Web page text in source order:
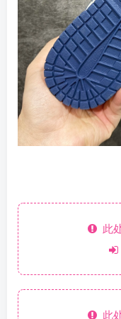
此
此